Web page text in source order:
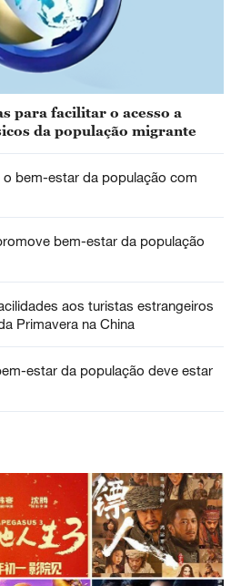
para facilitar o acesso a
da população migrante
bem-estar da população com
bem-estar da população
aos turistas estrangeiros
Primavera na China
estar da população deve estar